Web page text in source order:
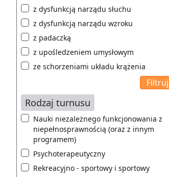
z dysfunkcją narządu słuchu
z dysfunkcją narządu wzroku
z padaczką
z upośledzeniem umysłowym
ze schorzeniami układu krążenia
Rodzaj turnusu
Nauki niezależnego funkcjonowania z
niepełnosprawnością (oraz z innym
programem)
Psychoterapeutyczny
Rekreacyjno - sportowy i sportowy